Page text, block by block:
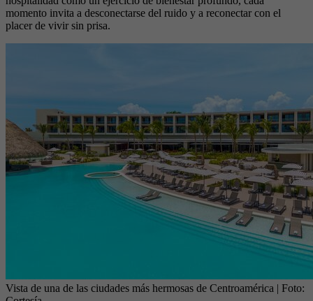
momento invita a desconectarse del ruido y a reconectar con el
placer de vivir sin prisa.
Vista de una de las ciudades más hermosas de Centroamérica | Foto: